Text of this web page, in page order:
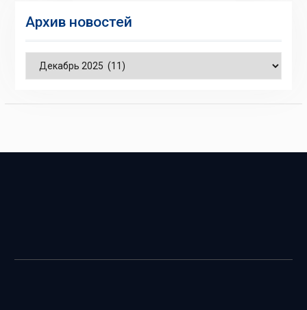
Архив новостей
Архив
новостей